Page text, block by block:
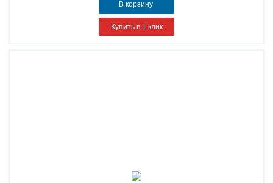
В корзину
Купить в 1 клик